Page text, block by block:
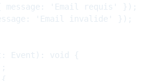
message: 'Email requis' });
'Email invalide' });
Event): void {